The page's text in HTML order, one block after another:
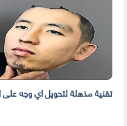
تقنية مذهلة لتحويل اي وجه على